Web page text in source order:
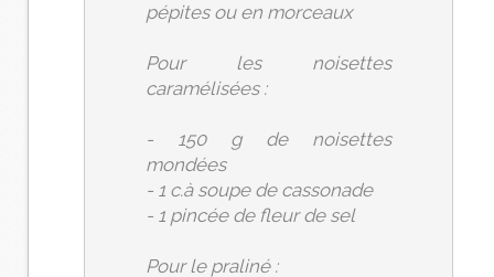
pépites ou en morceaux
Pour les noisettes
caramélisées :
- 150 g de noisettes
mondées
- 1 c.à soupe de cassonade
- 1 pincée de fleur de sel
Pour le praliné :